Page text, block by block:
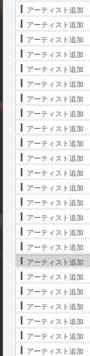
アーティスト追加
アーティスト追加
アーティスト追加
アーティスト追加
アーティスト追加
アーティスト追加
アーティスト追加
アーティスト追加
アーティスト追加
アーティスト追加
アーティスト追加
アーティスト追加
アーティスト追加
アーティスト追加
アーティスト追加
アーティスト追加
アーティスト追加
アーティスト追加
アーティスト追加
アーティスト追加
アーティスト追加
アーティスト追加
アーティスト追加
アーティスト追加